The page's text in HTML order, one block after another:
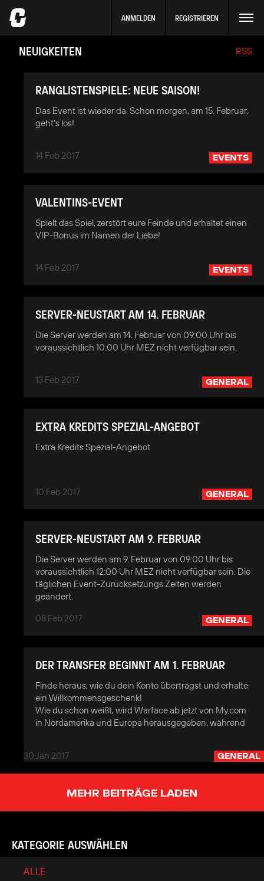
ANMELDEN REGISTRIEREN
NEUIGKEITEN RSS
RANGLISTENSPIELE: NEUE SAISON!
Das Event ist wieder da. Schon morgen, am 15. Februar,
geht's los!
14 Feb 2017 EVENTS
VALENTINS-EVENT
Spielt das Spiel, zerstört eure Feinde und erhaltet einen
VIP-Bonus im Namen der Liebe!
14 Feb 2017 EVENTS
SERVER-NEUSTART AM 14. FEBRUAR
Die Server werden am 14. Februar von 09:00 Uhr bis
voraussichtlich 10:00 Uhr MEZ nicht verfügbar sein.
13 Feb 2017 GENERAL
EXTRA KREDITS SPEZIAL-ANGEBOT
Extra Kredits Spezial-Angebot
10 Feb 2017 GENERAL
SERVER-NEUSTART AM 9. FEBRUAR
Die Server werden am 9. Februar von 09:00 Uhr bis
voraussichtlich 12:00 Uhr MEZ nicht verfügbar sein. Die
täglichen Event-Zurücksetzungs Zeiten werden
geändert.
08 Feb 2017
GENERAL
DER TRANSFER BEGINNT AM 1. FEBRUAR
Finde heraus, wie du dein Konto überträgst und erhalte
ein Willkommensgeschenk!
Wie du schon weißt, wird Warface ab jetzt von My.com
in Nordamerika und Europa herausgegeben, während
30 Jan 2017 GENERAL
MEHR BEITRÄGE LADEN
KATEGORIE AUSWÄHLEN
ALLE